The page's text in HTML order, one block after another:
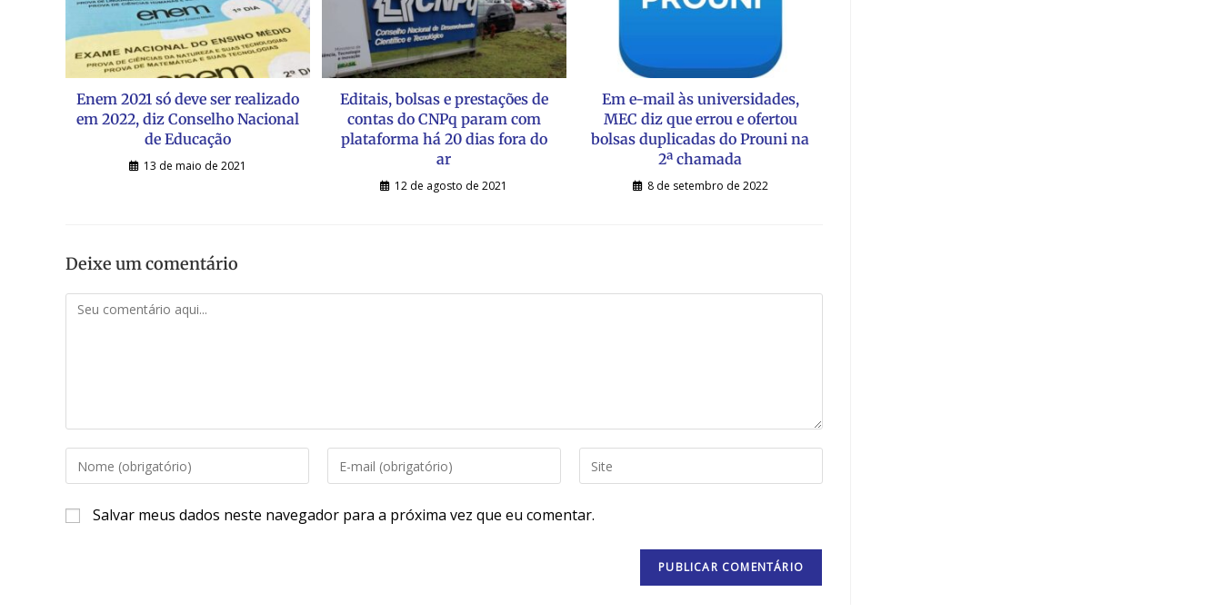
Enem 2021 só deve ser realizado
em 2022, diz Conselho Nacional
de Educação
13 de maio de 2021
Editais, bolsas e prestações de
contas do CNPq param com
plataforma há 20 dias fora do
ar
12 de agosto de 2021
Em e-mail às universidades,
MEC diz que errou e ofertou
bolsas duplicadas do Prouni na
2ª chamada
8 de setembro de 2022
Deixe um comentário
Salvar meus dados neste navegador para a próxima vez que eu comentar.